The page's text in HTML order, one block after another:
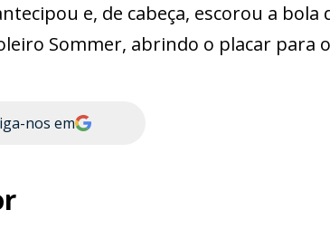
e, de cabeça, escorou a bola
Sommer, abrindo o placar para
nos em